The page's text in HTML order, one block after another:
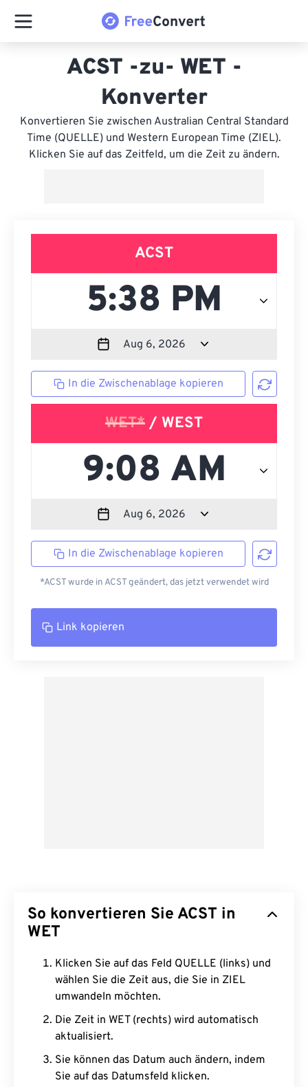
ACST -zu- WET -
Konverter
Konvertieren Sie zwischen Australian Central Standard
Time (QUELLE) und Western European Time (ZIEL).
Klicken Sie auf das Zeitfeld, um die Zeit zu ändern.
ACST
In die Zwischenablage kopieren
WET* / WEST
In die Zwischenablage kopieren
*ACST wurde in ACST geändert, das jetzt verwendet wird
Link kopieren
So konvertieren Sie ACST in
WET
Klicken Sie auf das Feld QUELLE (links) und
wählen Sie die Zeit aus, die Sie in ZIEL
umwandeln möchten.
Die Zeit in WET (rechts) wird automatisch
aktualisiert.
Sie können das Datum auch ändern, indem
Sie auf das Datumsfeld klicken.